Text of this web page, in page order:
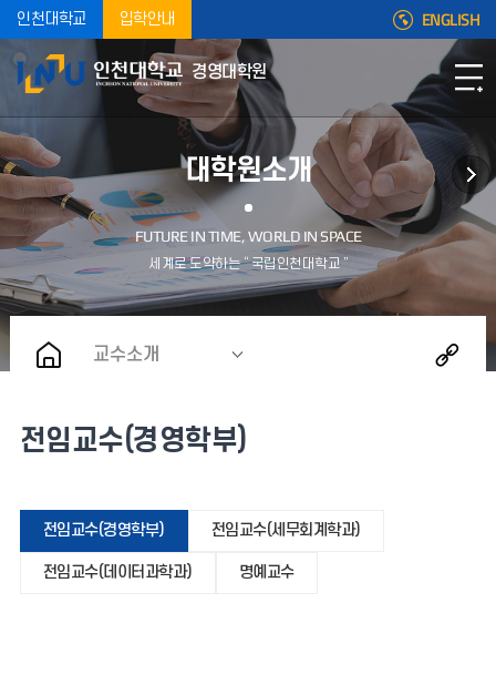
인천대학교 입학안내 ENGLISH
경영대학원
대학원소개
교수소개
전임교수(경영학부)
전임교수(경영학부) 전임교수(세무회계학과)
전임교수(데이터과학과) 명예교수